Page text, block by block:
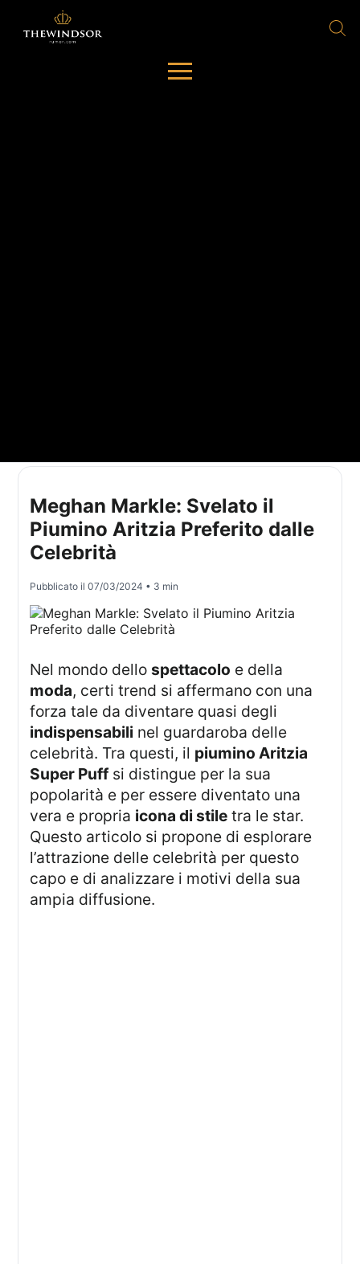
Meghan Markle: Svelato il
Piumino Aritzia Preferito dalle
Celebrità
Pubblicato il07/03/2024 • 3 min
Nel mondo dellospettacolo e della
moda, certi trend si affermano con una
forza tale da diventare quasi degli
indispensabili nel guardaroba delle
celebrità. Tra questi, il piumino Aritzia
Super Puff si distingue per la sua
popolarità e per essere diventato una
vera e propria icona di stile tra le star.
Questo articolo si propone di esplorare
l’attrazione delle celebrità per questo
capo e di analizzare i motivi della sua
ampia diffusione.